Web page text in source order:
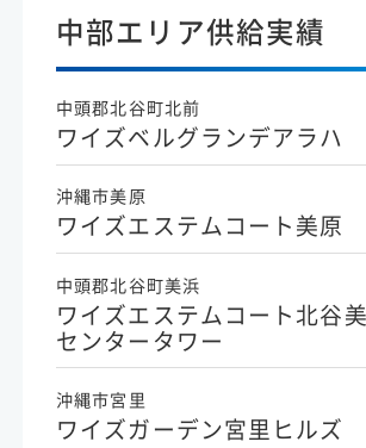
中部エリア供給実績
中頭郡北谷町北前
ワイズベルグランデアラハ
沖縄市美原
ワイズエステムコート美原
中頭郡北谷町美浜
ワイズエステムコート北谷
センタータワー
沖縄市宮里
ワイズガーデン宮里ヒルズ